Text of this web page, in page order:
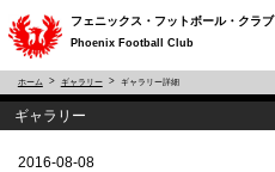
フェニックス・フットボール・クラブ
Phoenix Football Club
ホーム ギャラリー ギャラリー詳細
ギャラリー
2016-08-08